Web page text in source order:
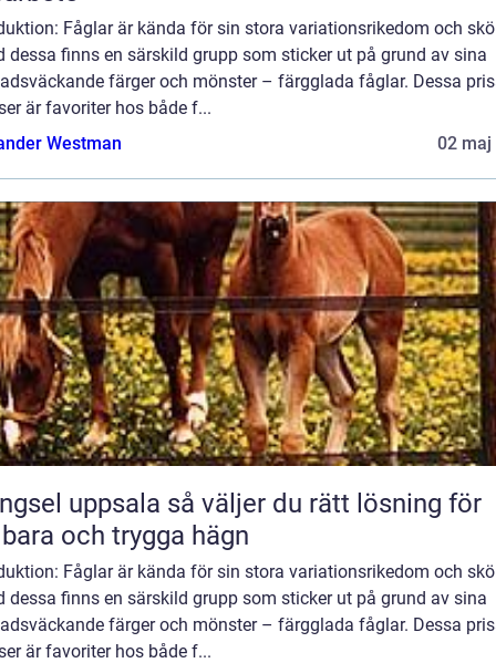
Fåglar är kända för sin stora variationsrikedom och
dessa finns en särskild grupp som sticker ut på grund av sina
färger och mönster – färgglada fåglar. Dessa
är favoriter hos både f...
Westman
02 maj
så väljer du rätt lösning för
och trygga hägn
Fåglar är kända för sin stora variationsrikedom och
dessa finns en särskild grupp som sticker ut på grund av sina
färger och mönster – färgglada fåglar. Dessa
är favoriter hos både f...